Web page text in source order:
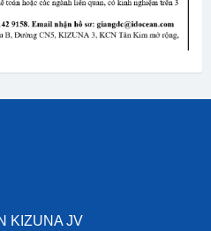
KIZUNA JV